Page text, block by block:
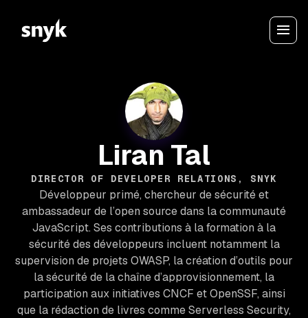
Liran Tal
DIRECTOR OF DEVELOPER RELATIONS, SNYK
Développeur primé, chercheur de sécurité et
ambassadeur de l’open source dans la communauté
JavaScript. Ses contributions à la formation à la
sécurité des développeurs incluent notamment la
supervision de projets OWASP, la création d’outils pour
la sécurité de la chaîne d’approvisionnement, la
participation aux initiatives CNCF et OpenSSF, ainsi
que la rédaction de livres comme Serverless Security,